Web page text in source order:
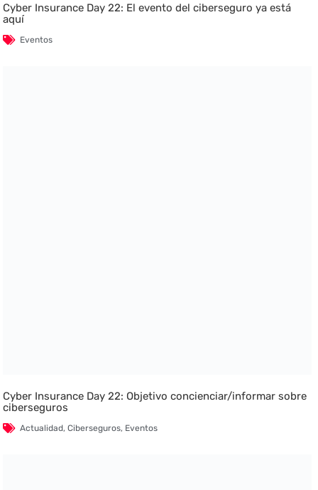
Cyber Insurance Day 22: El evento del ciberseguro ya está
aquí
Eventos
Cyber Insurance Day 22: Objetivo concienciar/informar sobre
ciberseguros
Actualidad,Ciberseguros, Eventos